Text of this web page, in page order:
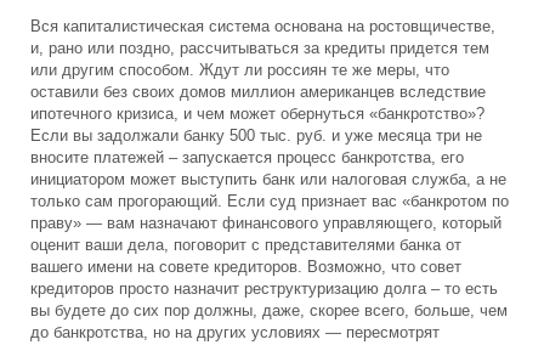
Вся капиталистическая система основана на ростовщичестве,
и, рано или поздно, рассчитываться за кредиты придется тем
или другим способом. Ждут ли россиян те же меры, что
оставили без своих домов миллион американцев вследствие
ипотечного кризиса, и чем может обернуться «банкротство»?
Если вы задолжали банку 500 тыс. руб. и уже месяца три не
вносите платежей – запускается процесс банкротства, его
инициатором может выступить банк или налоговая служба, а не
только сам прогорающий. Если суд признает вас «банкротом по
праву» — вам назначают финансового управляющего, который
оценит ваши дела, поговорит с представителями банка от
вашего имени на совете кредиторов. Возможно, что совет
кредиторов просто назначит реструктуризацию долга – то есть
вы будете до сих пор должны, даже, скорее всего, больше, чем
до банкротства, но на других условиях — пересмотрят